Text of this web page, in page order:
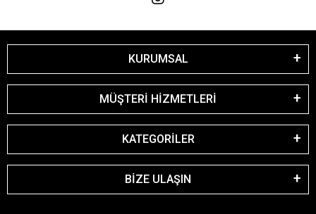
KURUMSAL
MÜŞTERİ HİZMETLERİ
KATEGORİLER
BİZE ULAŞIN